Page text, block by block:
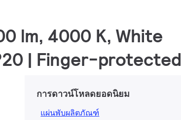
lm, 4000 K, White
| Finger-protected
การดาวน์โหลดยอดนิยม
แผ่นพับผลิตภัณฑ์